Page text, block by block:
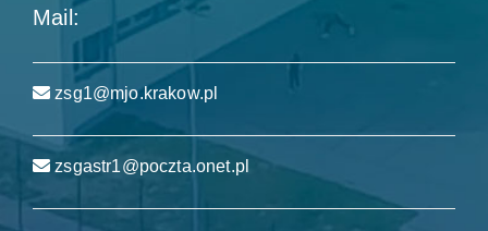
Mail:
zsg1@mjo.krakow.pl
zsgastr1@poczta.onet.pl